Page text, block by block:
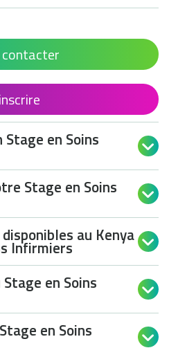
contacter
en Soins 
Stage en Soins 
au Kenya
Infirmiers 
en Soins 
en Soins 